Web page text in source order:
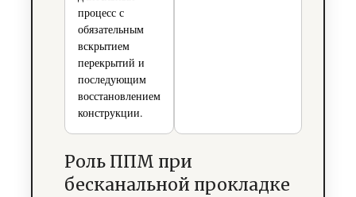
процесс с
обязательным
вскрытием
перекрытий и
последующим
восстановлением
конструкции.
Роль ППМ при
бесканальной прокладке